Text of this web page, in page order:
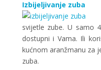
Izbijeljivanje zuba
svijetle zube. U samo
dostupni i Vama. Ili
kućnom aranžmanu za
zuba.